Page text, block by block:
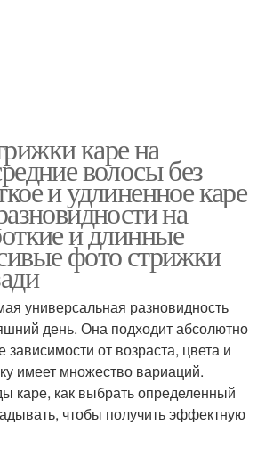
каре на
волосы без
и удлиненное каре
на
и длинные
фото стрижки
универсальная разновидность
день. Она подходит абсолютно
от возраста, цвета и
имеет множество вариаций.
каре, как выбрать определенный
чтобы получить эффектную